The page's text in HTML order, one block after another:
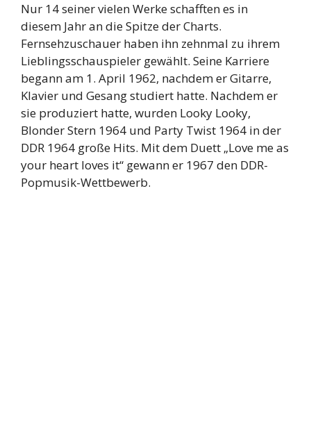
Nur 14 seiner vielen Werke schafften es in
diesem Jahr an die Spitze der Charts.
Fernsehzuschauer haben ihn zehnmal zu ihrem
Lieblingsschauspieler gewählt. Seine Karriere
begann am 1. April 1962, nachdem er Gitarre,
Klavier und Gesang studiert hatte. Nachdem er
sie produziert hatte, wurden Looky Looky,
Blonder Stern 1964 und Party Twist 1964 in der
DDR 1964 große Hits. Mit dem Duett „Love me as
your heart loves it“ gewann er 1967 den DDR-
Popmusik-Wettbewerb.